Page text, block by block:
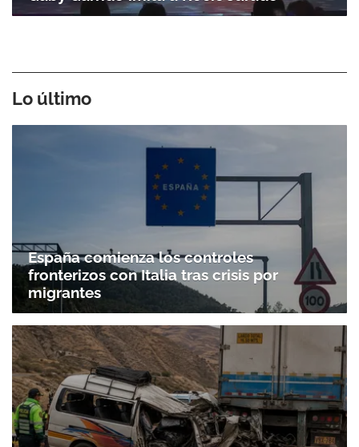
Lo último
España comienza los controles
fronterizos con Italia tras crisis por
migrantes